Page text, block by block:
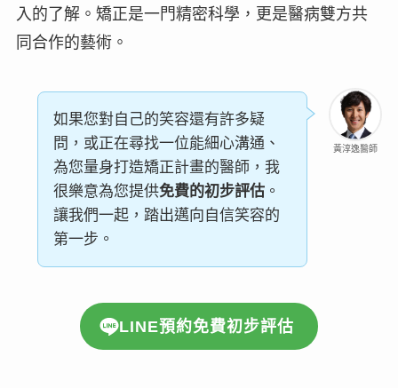
入的了解。矯正是一門精密科學，更是醫病雙方共
同合作的藝術。
黃淳逸醫師
如果您對自己的笑容還有許多疑
問，或正在尋找一位能細心溝通、
為您量身打造矯正計畫的醫師，我
很樂意為您提供免費的初步評估。
讓我們一起，踏出邁向自信笑容的
第一步。
LINE預約免費初步評估